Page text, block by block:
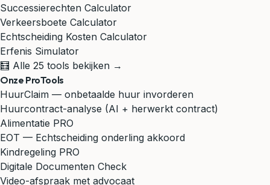
Successierechten Calculator
Verkeersboete Calculator
Echtscheiding Kosten Calculator
Erfenis Simulator
🧮 Alle 25 tools bekijken →
Onze ProTools
HuurClaim — onbetaalde huur invorderen
Huurcontract-analyse (AI + herwerkt contract)
Alimentatie PRO
EOT — Echtscheiding onderling akkoord
Kindregeling PRO
Digitale Documenten Check
Video-afspraak met advocaat